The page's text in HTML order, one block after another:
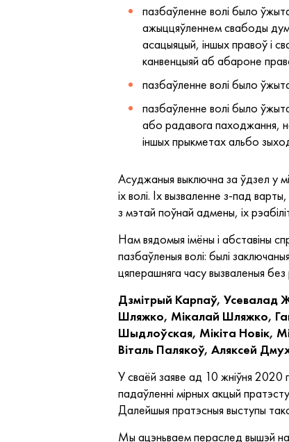
пазбаўленне волі было
ажыццяўленнем свабоды
асацыяцый, іншых правоў і
канвенцыяй аб абароне
пазбаўленне волі было
пазбаўленне волі было
або радавога паходжання,
іншых прыкметах альбо
Асуджаныя выключна за ўдзел у
іх волі. Іх вызваленне з-пад
з мэтай поўнай адмены, іх
Нам вядомыя імёны і абставіны
пазбаўленыя волі: былі
цяперашняга часу вызваленыя
Дзмітрый Карпаў, Усевалад
Шляжко, Мікалай Шляжко,
Шыдлоўская, Мікіта Новік,
Віталь Палякоў, Аляксей
У сваёй заяве ад 10 жніўня 2020
падаўленні мірных акцый
Далейшыя пратэсныя выступы
Мы ацэньваем пераслед вышэй